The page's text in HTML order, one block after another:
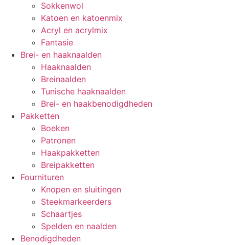
Sokkenwol
Katoen en katoenmix
Acryl en acrylmix
Fantasie
Brei- en haaknaalden
Haaknaalden
Breinaalden
Tunische haaknaalden
Brei- en haakbenodigdheden
Pakketten
Boeken
Patronen
Haakpakketten
Breipakketten
Fournituren
Knopen en sluitingen
Steekmarkeerders
Schaartjes
Spelden en naalden
Benodigdheden